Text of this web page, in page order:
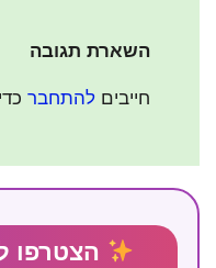
השארת תגובה
חייבים להתחבר
הצטרפו